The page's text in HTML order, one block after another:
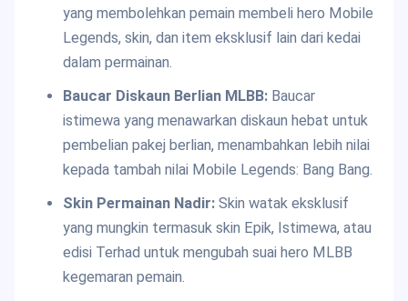
yang membolehkan pemain membeli hero Mobile
Legends, skin, dan item eksklusif lain dari kedai
dalam permainan.
Baucar Diskaun Berlian MLBB:Baucar
istimewa yang menawarkan diskaun hebat untuk
pembelian pakej berlian, menambahkan lebih nilai
kepada tambah nilai Mobile Legends: Bang Bang.
Skin Permainan Nadir:Skin watak eksklusif
yang mungkin termasuk skin Epik, Istimewa, atau
edisi Terhad untuk mengubah suai hero MLBB
kegemaran pemain.